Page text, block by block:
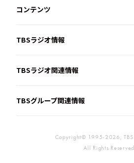
コンテンツ
TBSラジオ情報
TBSラジオ関連情報
TBSグループ関連情報
Copyright© 1995-2026, TBS
All Rights